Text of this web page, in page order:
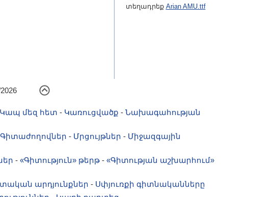
տեղադրեք Arian AMU.ttf
Կապ մեզ հետ - Կառուցվածք - Նախագահության
Գիտաժողովներ - Մրցույթներ - Միջազգային
- «Գիտություն» թերթ - «Գիտության աշխարհում»
արդյունքներ - Սփյուռքի գիտնականները